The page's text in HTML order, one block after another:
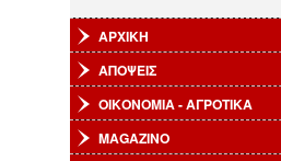
ΑΡΧΙΚΗ
ΑΠΟΨΕΙΣ
ΟΙΚΟΝΟΜΙΑ - ΑΓΡΟΤΙΚΑ
MAGAZINO